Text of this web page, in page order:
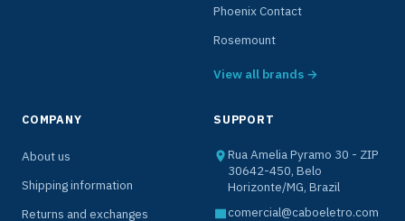
Phoenix Contact
Rosemount
View all brands →
COMPANY
About us
Shipping information
Returns and exchanges
SUPPORT
Rua Amelia Pyramo 30 - ZIP
30642-450, Belo
Horizonte/MG, Brazil
comercial@caboeletro.com